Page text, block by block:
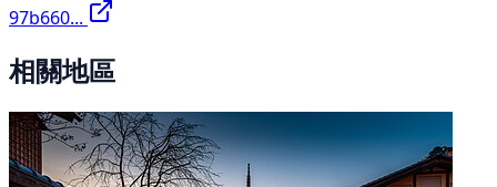
97b660...
相關地區